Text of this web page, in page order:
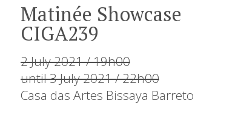
Matinée Showcase
CIGA239
2 July 2021 / 19h00
until 3 July 2021 / 22h00
Casa das Artes Bissaya Barreto